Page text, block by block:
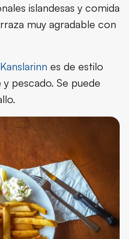
islandesas y comida
muy agradable con
es de estilo
pescado. Se puede